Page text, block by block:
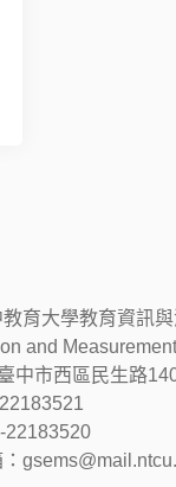
教育大學教育資訊
and
中市西區民生路
22183520